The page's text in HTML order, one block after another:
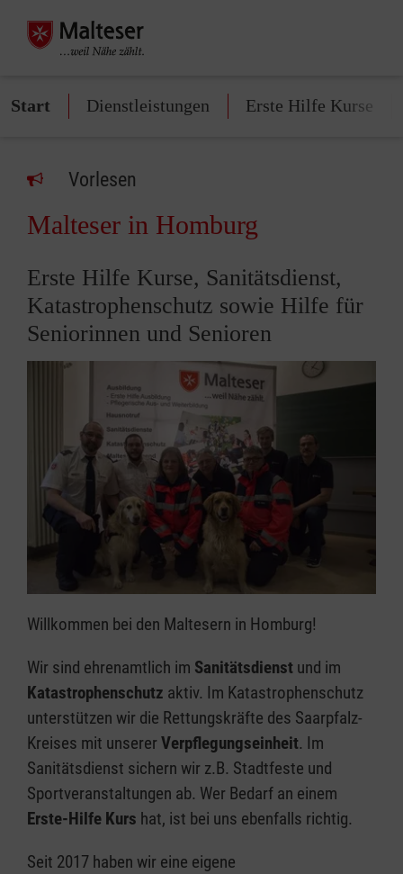
Start Dienstleistungen Erste Hilfe Kurse
Vorlesen
Malteser in Homburg
Erste Hilfe Kurse, Sanitätsdienst,
Katastrophenschutz sowie Hilfe für
Seniorinnen und Senioren
Willkommen bei den Maltesern in Homburg!
Wir sind ehrenamtlich im Sanitätsdienst und im
Katastrophenschutz aktiv. Im Katastrophenschutz
unterstützen wir die Rettungskräfte des Saarpfalz-
Kreises mit unserer Verpflegungseinheit. Im
Sanitätsdienst sichern wir z.B. Stadtfeste und
Sportveranstaltungen ab. Wer Bedarf an einem
Erste-Hilfe Kurs hat, ist bei uns ebenfalls richtig.
Seit 2017 haben wir eine eigene